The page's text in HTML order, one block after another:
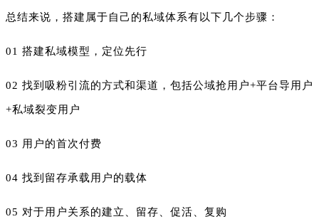
总结来说，搭建属于自己的私域体系有以下几个步骤：
01 搭建私域模型，定位先行
02 找到吸粉引流的方式和渠道，包括公域抢用户+平台导用户
+私域裂变用户
03 用户的首次付费
04 找到留存承载用户的载体
05 对于用户关系的建立、留存、促活、复购